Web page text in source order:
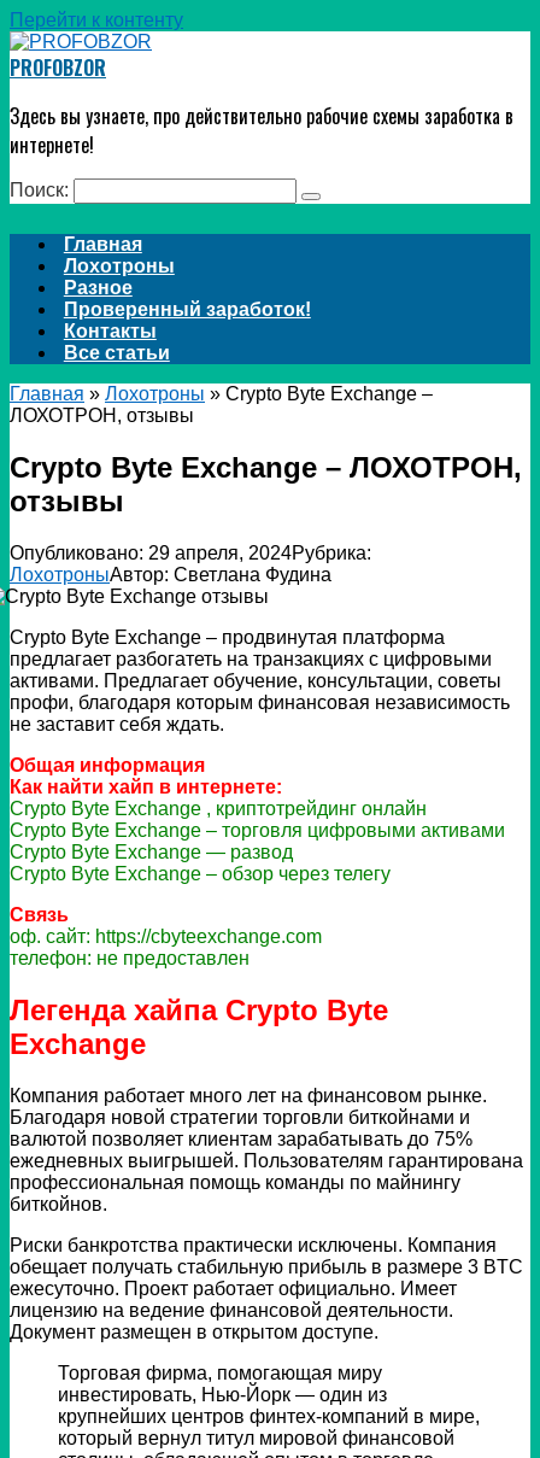
Перейти к контенту
PROFOBZOR
Здесь вы узнаете, про действительно рабочие схемы заработка в
интернете!
Поиск:
Главная
Лохотроны
Разное
Проверенный заработок!
Контакты
Все статьи
Главная » Лохотроны » Crypto Byte Exchange –
ЛОХОТРОН, отзывы
Crypto Byte Exchange – ЛОХОТРОН,
отзывы
Опубликовано: 29 апреля, 2024Рубрика:
ЛохотроныАвтор: Светлана Фудина
Crypto Byte Exchange – продвинутая платформа
предлагает разбогатеть на транзакциях с цифровыми
активами. Предлагает обучение, консультации, советы
профи, благодаря которым финансовая независимость
не заставит себя ждать.
Общая информация
Как найти хайп в интернете:
Crypto Byte Exchange , криптотрейдинг онлайн
Crypto Byte Exchange – торговля цифровыми активами
Crypto Byte Exchange — развод
Crypto Byte Exchange – обзор через телегу
Связь
оф. сайт: https://cbyteexchange.com
телефон: не предоставлен
Легенда хайпа Crypto Byte
Exchange
Компания работает много лет на финансовом рынке.
Благодаря новой стратегии торговли биткойнами и
валютой позволяет клиентам зарабатывать до 75%
ежедневных выигрышей. Пользователям гарантирована
профессиональная помощь команды по майнингу
биткойнов.
Риски банкротства практически исключены. Компания
обещает получать стабильную прибыль в размере 3 BTC
ежесуточно. Проект работает официально. Имеет
лицензию на ведение финансовой деятельности.
Документ размещен в открытом доступе.
Торговая фирма, помогающая миру
инвестировать, Нью-Йорк — один из
крупнейших центров финтех-компаний в мире,
который вернул титул мировой финансовой